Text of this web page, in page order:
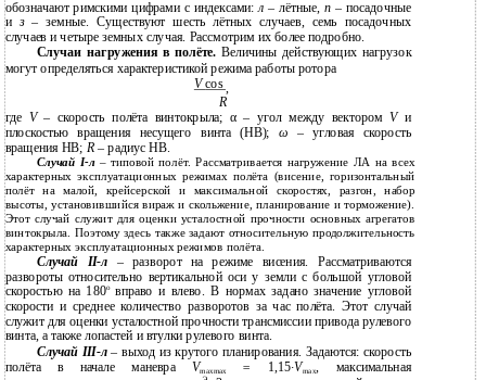
обозначают римскими цифрами с индексами:л– лётные, п – посадочные
и з– земные. Существуют шесть лётных случаев, семь посадочных
случаев и четыре земных случая. Рассмотрим их более подробно.
Случаи нагружения в полёте.Величины действующих нагрузок
могут определяться характеристикой режима работы ротора
Vcos,
R
где
V– скорость полёта винтокрыла; α – угол между вектором V и
плоскостью вращения несущего винта (НВ);ω – угловая скорость
вращения НВ; R– радиус НВ.
Случай I-л – типовой полёт. Рассматривается нагружение ЛА на всех
характерных эксплуатационных режимах полёта (висение, горизонтальный
полёт на малой, крейсерской и максимальной скоростях, разгон, набор
высоты, установившийся вираж и скольжение, планирование и торможение).
Этот случай служит для оценки усталостной прочности основных агрегатов
винтокрыла. Поэтому здесь также задают относительную продолжительность
характерных эксплуатационных режимов полёта.
Случай II-л
– разворот на режиме висения. Рассматриваются
развороты относительно вертикальной оси у земли с большой угловой
скоростью на 180о вправо и влево. В нормах задано значение угловой
скорости и среднее количество разворотов за час полёта. Этот случай
служит для оценки усталостной прочности трансмиссии привода рулевого
винта, а также лопастей и втулки рулевого винта.
Случай III-л – выход из крутого планирования. Задаются: скорость
полёта в начале маневра Vmaxmax = 1,15·Vmax, максимальная